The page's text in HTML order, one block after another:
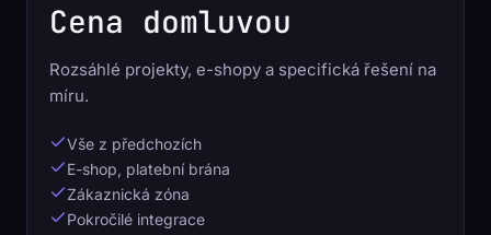
Cena domluvou
Rozsáhlé projekty, e-shopy a specifická řešení na
míru.
Vše z předchozích
E-shop, platební brána
Zákaznická zóna
Pokročilé integrace